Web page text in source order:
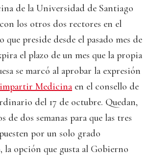
de la Universidad de Santiago
los otros dos rectores en el
que preside desde el pasado mes de
el plazo de un mes que la propia
se marcó al aprobar la expresión
Medicina en el consello de
del 17 de octubre. Quedan,
de dos semanas para que las tres
por un solo grado
la opción que gusta al Gobierno